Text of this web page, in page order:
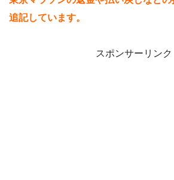
追記しています。
スポンサーリンク